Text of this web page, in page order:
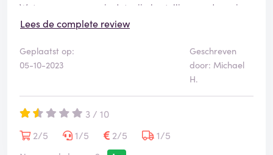
Wat nog erger was, is dat mijn bestelling zonder enige
aankondiging op dezelfde dag werd geannuleerd. Dit
moment dringend een aanzienlijke hoeveelheid kip
nodig had voor mijn barbecue. Ik moest halsoverkop
alternatieven vinden, wat me aanzienlijk extra kosten
Toen ik eindelijk contact kon opnemen met Butlon, twee
dagen na de annulering, ontving ik geen bevredigende
Lees de complete review
Geplaatst op:
05-10-2023
Geschreven
door: Michael
H.
3 / 10
2/5
1/5 2/5
1/5